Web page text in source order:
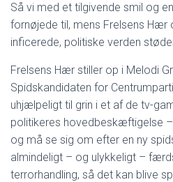
Så vi med et tilgivende smil og
fornøjede til, mens Frelsens Hær
inficerede, politiske verden
Frelsens Hær stiller op i Melodi
Spidskandidaten for
uhjælpeligt til grin i et af de tv-
politikeres hovedbeskæftigelse –
og må se sig om efter en ny
almindeligt – og ulykkeligt –
terrorhandling, så det kan blive